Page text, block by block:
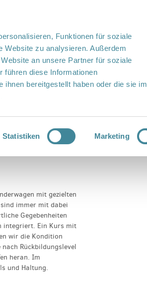
Funktionen für soziale
Website zu analysieren. Außerdem
an unsere Partner für soziale
führen diese Informationen
bereitgestellt haben oder die sie im
Statistiken Marketing
mit gezielten
immer mit dabei
Gegebenheiten
integriert. Ein Kurs mit
wir die Kondition
Rückbildungslevel
heran. Im
und Haltung.